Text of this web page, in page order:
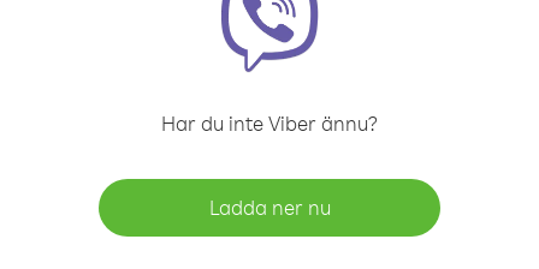
Har du inte Viber ännu?
Ladda ner nu